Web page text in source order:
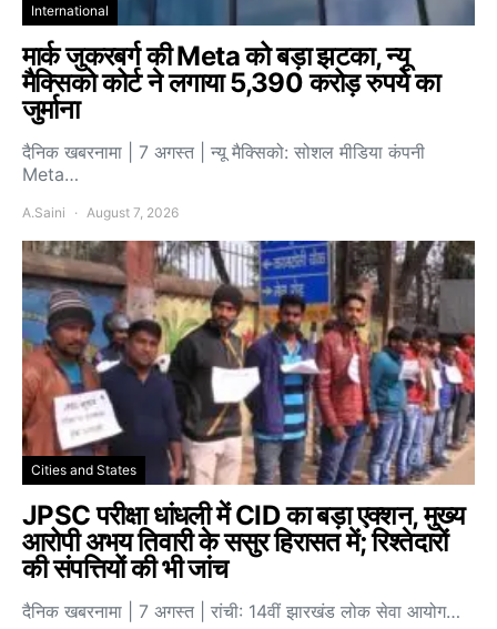
International
मार्क जुकरबर्ग की Meta को बड़ा झटका, न्यू
मैक्सिको कोर्ट ने लगाया 5,390 करोड़ रुपये का
जुर्माना
दैनिक खबरनामा | 7 अगस्त | न्यू मैक्सिको: सोशल मीडिया कंपनी
Meta…
A.Saini August 7, 2026
Cities and States
JPSC परीक्षा धांधली में CID का बड़ा एक्शन, मुख्य
आरोपी अभय तिवारी के ससुर हिरासत में; रिश्तेदारों
की संपत्तियों की भी जांच
दैनिक खबरनामा | 7 अगस्त | रांची: 14वीं झारखंड लोक सेवा आयोग…